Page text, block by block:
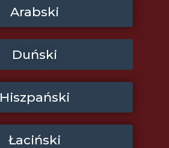
Arabski
Duński
Hiszpański
Łaciński